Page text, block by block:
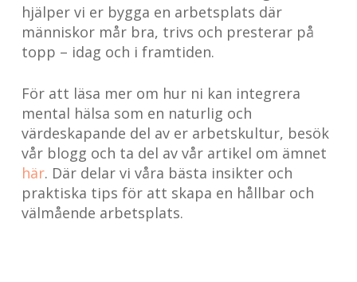
hjälper vi er bygga en arbetsplats där
människor mår bra, trivs och presterar på
topp – idag och i framtiden.
För att läsa mer om hur ni kan integrera
mental hälsa som en naturlig och
värdeskapande del av er arbetskultur, besök
vår blogg och ta del av vår artikel om ämnet
här. Där delar vi våra bästa insikter och
praktiska tips för att skapa en hållbar och
välmående arbetsplats.